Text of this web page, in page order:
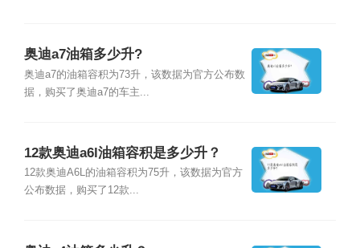
奥迪a7油箱多少升?
奥迪a7的油箱容积为73升，该数据为官方公布数
据，购买了奥迪a7的车主...
12款奥迪a6l油箱容积是多少升？
12款奥迪A6L的油箱容积为75升，该数据为官方
公布数据，购买了12款...